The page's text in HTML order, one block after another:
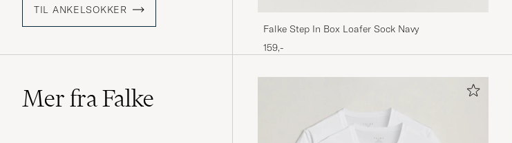
TIL ANKELSOKKER
Falke Step In Box Loafer Sock Navy
159,-
Mer fra Falke